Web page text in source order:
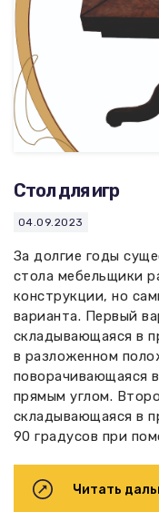
Стол для игр
04.09.2023
За долгие годы
стола мебельщики
конструкции, но
варианта. Первый
складывающаяся в
в разложенном
поворачивающаяся
прямым углом.
складывающаяся в
90 градусов при
Читать